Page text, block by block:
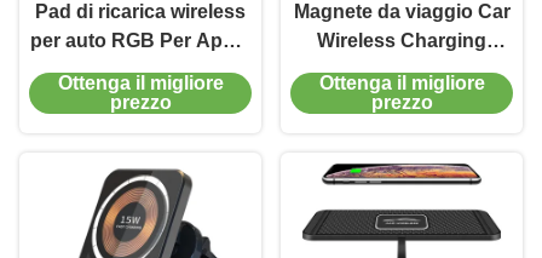
Pad di ricarica wireless
per auto RGB Per Apple
iPhone/Watch 15W di
uscita Protezione della
Ottenga il migliore
prezzo
Magnete da viaggio Car
Wireless Charging
Portatore per cellulari
per auto 15w Ricarica
Ottenga il migliore
prezzo